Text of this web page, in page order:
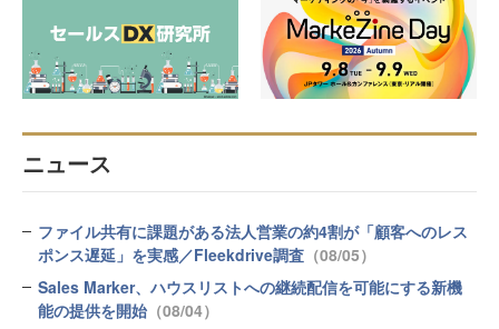
ニュース
ファイル共有に課題がある法人営業の約4割が「顧客へのレス
ポンス遅延」を実感／Fleekdrive調査 （08/05）
Sales Marker、ハウスリストへの継続配信を可能にする新機
能の提供を開始 （08/04）